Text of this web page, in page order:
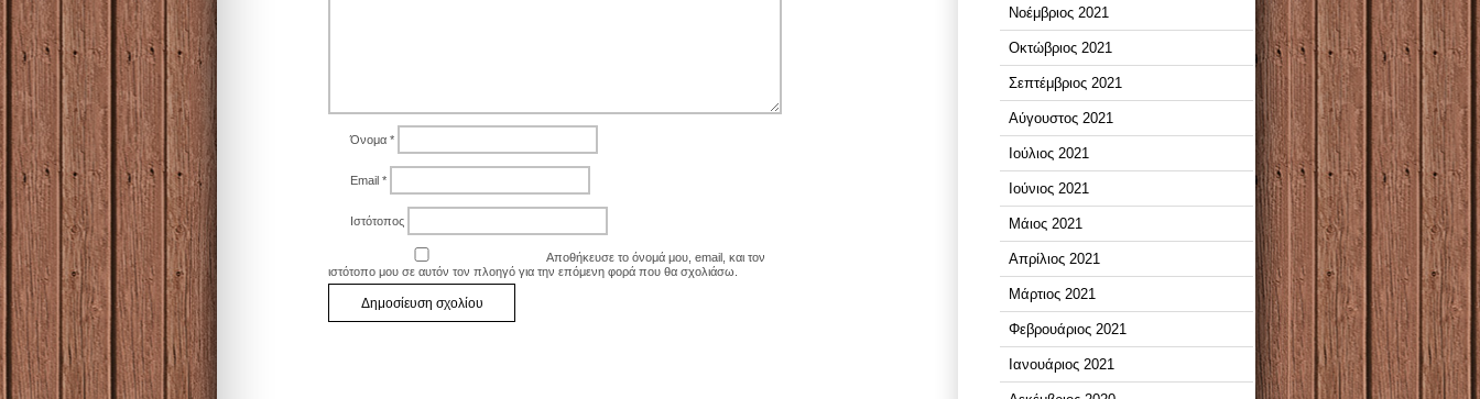
Όνομα *
Email *
Ιστότοπος
Αποθήκευσε το όνομά μου, email, και τον
ιστότοπο μου σε αυτόν τον πλοηγό για την επόμενη φορά που θα σχολιάσω.
Νοέμβριος 2021
Οκτώβριος 2021
Σεπτέμβριος 2021
Αύγουστος 2021
Ιούλιος 2021
Ιούνιος 2021
Μάιος 2021
Απρίλιος 2021
Μάρτιος 2021
Φεβρουάριος 2021
Ιανουάριος 2021